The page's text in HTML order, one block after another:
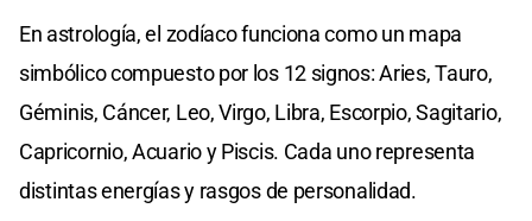
En astrología, el zodíaco funciona como un mapa
simbólico compuesto por los 12 signos: Aries, Tauro,
Géminis, Cáncer, Leo, Virgo, Libra, Escorpio, Sagitario,
Capricornio, Acuario y Piscis. Cada uno representa
distintas energías y rasgos de personalidad.